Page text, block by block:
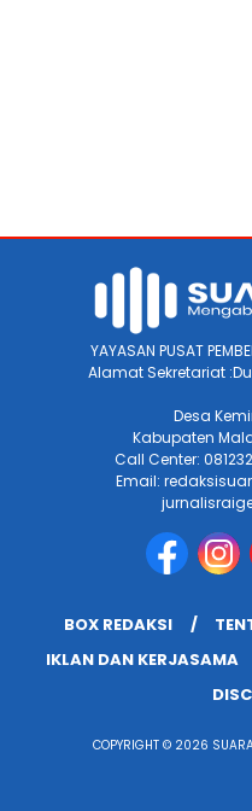
YAYASAN PUSAT
Alamat Sekretariat
Desa
Kabupaten
Call Center:
Email:
BOX REDAKSI
IKLAN DAN KERJASAMA
COPYRIGHT © 2026